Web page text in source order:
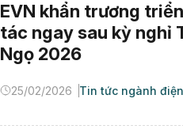
EVN khẩn trương
tác ngay sau kỳ nghỉ
Ngọ 2026
25/02/2026 Tin tức ngành điện